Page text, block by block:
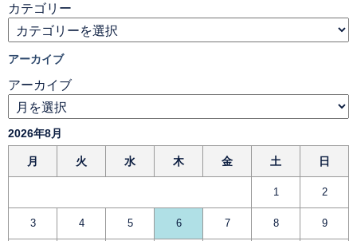
カテゴリー
アーカイブ
アーカイブ
2026年8月
月 火 水 木 金 土 日
1 2
3 4 5 6 7 8 9